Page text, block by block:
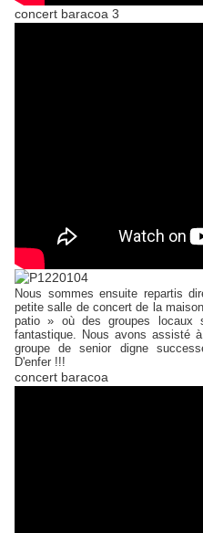
concert baracoa 3
Nous sommes ensuite repartis
petite salle de concert de la
patio » où des groupes locaux
fantastique. Nous avons assisté
groupe de senior digne
D'enfer !!!
concert baracoa